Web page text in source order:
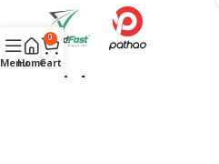
Social links:
MenuHome
0
Cart